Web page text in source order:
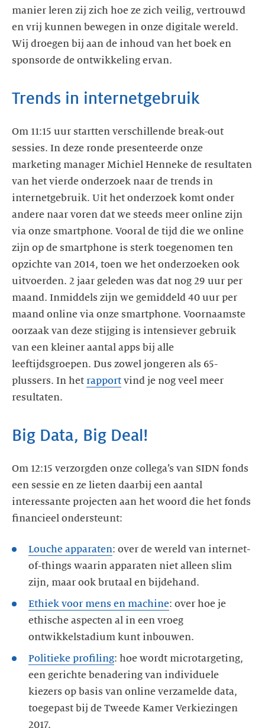
manier leren zij zich hoe ze zich veilig, vertrouwd
en vrij kunnen bewegen in onze digitale wereld.
Wij droegen bij aan de inhoud van het boek en
sponsorde de ontwikkeling ervan.
Trends in internetgebruik
Om 11:15 uur startten verschillende break-out
sessies. In deze ronde presenteerde onze
marketing manager Michiel Henneke de resultaten
van het vierde onderzoek naar de trends in
internetgebruik. Uit het onderzoek komt onder
andere naar voren dat we steeds meer online zijn
via onze smartphone. Vooral de tijd die we online
zijn op de smartphone is sterk toegenomen ten
opzichte van 2014, toen we het onderzoeken ook
uitvoerden. 2 jaar geleden was dat nog 29 uur per
maand. Inmiddels zijn we gemiddeld 40 uur per
maand online via onze smartphone. Voornaamste
oorzaak van deze stijging is intensiever gebruik
van een kleiner aantal apps bij alle
leeftijdsgroepen. Dus zowel jongeren als 65-
plussers. In het rapport vind je nog veel meer
resultaten.
Big Data, Big Deal!
Om 12:15 verzorgden onze collega’s van SIDN fonds
een sessie en ze lieten daarbij een aantal
interessante projecten aan het woord die het fonds
financieel ondersteunt:
Louche apparaten: over de wereld van internet-
of-things waarin apparaten niet alleen slim
zijn, maar ook brutaal en bijdehand.
Ethiek voor mens en machine: over hoe je
ethische aspecten al in een vroeg
ontwikkelstadium kunt inbouwen.
Politieke profiling: hoe wordt microtargeting,
een gerichte benadering van individuele
kiezers op basis van online verzamelde data,
toegepast bij de Tweede Kamer Verkiezingen
2017.